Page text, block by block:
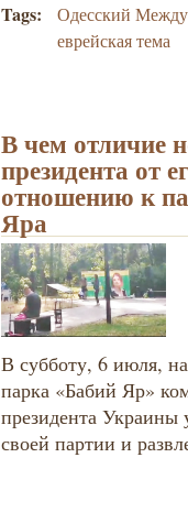
Tags:
Одесский
еврейская тема
В чем отличие
президента от
отношению к
Яра
В субботу, 6 июля,
парка «Бабий Яр»
президента
своей партии и